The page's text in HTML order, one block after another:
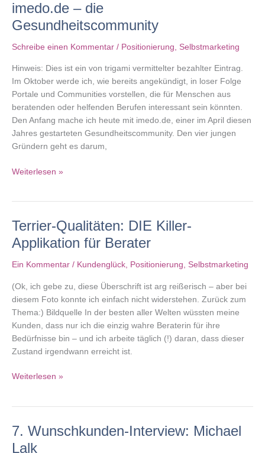
interessant
macht
imedo.de – die
Gesundheitscommunity
Schreibe einen Kommentar / Positionierung Selbstmarketing
Hinweis: Dies ist ein von trigami vermittelter bezahlter Eintrag.
Im Oktober werde ich, wie bereits angekündigt, in loser Folge
Portale und Communities vorstellen, die für Menschen aus
beratenden oder helfenden Berufen interessant sein könnten.
Den Anfang mache ich heute mit imedo.de, einer im April diesen
Jahres gestarteten Gesundheitscommunity. Den vier jungen
Gründern geht es darum,
imedo.de
Weiterlesen »
Terrier-Qualitäten: DIE Killer-
Applikation für Berater
Ein Kommentar / Kundenglück, Positionierung, Selbstmarketing
(Ok, ich gebe zu, diese Überschrift ist arg reißerisch – aber bei
diesem Foto konnte ich einfach nicht widerstehen. Zurück zum
Thema:) Bildquelle In der besten aller Welten wüssten meine
Kunden, dass nur ich die einzig wahre Beraterin für ihre
Bedürfnisse bin – und ich arbeite täglich (!) daran, dass dieser
Zustand irgendwann erreicht ist.
Terrier-
Applikation
für
Weiterlesen »
7. Wunschkunden-Interview: Michael
Lalk